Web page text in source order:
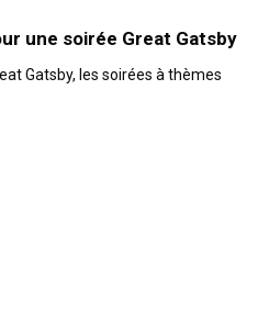
une soirée Great Gatsby
Gatsby, les soirées à thèmes